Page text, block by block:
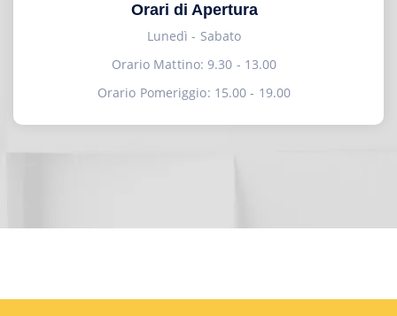
Orari di Apertura
Lunedì - Sabato
Orario Mattino: 9.30 - 13.00
Orario Pomeriggio: 15.00 - 19.00